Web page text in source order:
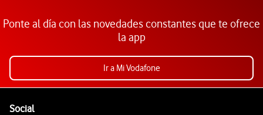
Ponte al día con las novedades constantes que te ofrece
la app
Ir a Mi Vodafone
SocialEnlaces a las redes sociales de Vodafone